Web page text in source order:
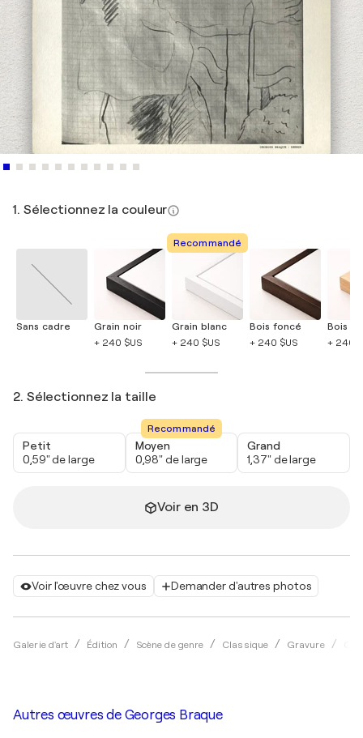
Voir l'œuvre chez vous Demander d'autres photos
Galerie d'art Édition Scène de genre Classique Gravure
1. Sélectionnez la couleur
Sans cadre
Grain noir
+ 240 $US
Recommandé
Grain blanc
+ 240 $US
Bois foncé
+ 240 $US
Bois
+ 240
2. Sélectionnez la taille
Petit
0,59" de large
Recommandé
Moyen
0,98" de large
Grand
1,37" de large
Voir en 3D
Autres œuvres de Georges Braque